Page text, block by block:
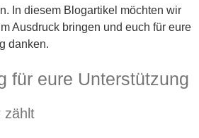
In diesem Blogartikel möchten wir
Ausdruck bringen und euch für eure
danken.
für eure Unterstützung
zählt